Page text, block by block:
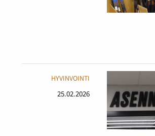
HYVINVOINTI
25.02.2026